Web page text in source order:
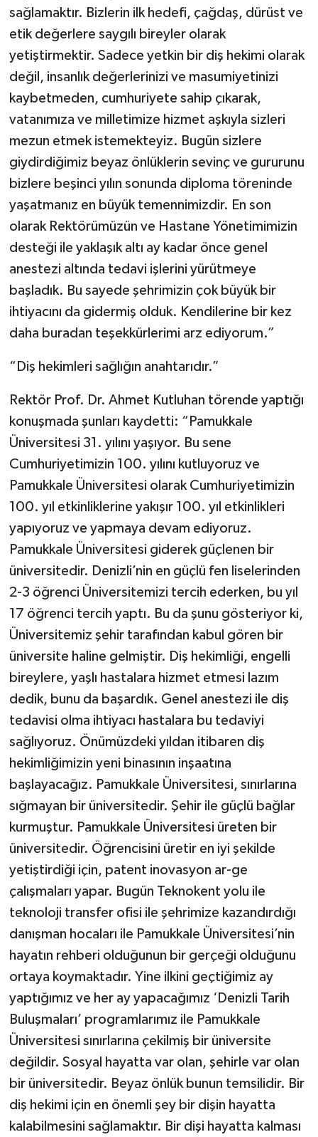
sağlamaktır. Bizlerin ilk hedefi, çağdaş, dürüst ve
etik değerlere saygılı bireyler olarak
yetiştirmektir. Sadece yetkin bir diş hekimi olarak
değil, insanlık değerlerinizi ve masumiyetinizi
kaybetmeden, cumhuriyete sahip çıkarak,
vatanımıza ve milletimize hizmet aşkıyla sizleri
mezun etmek istemekteyiz. Bugün sizlere
giydirdiğimiz beyaz önlüklerin sevinç ve gururunu
bizlere beşinci yılın sonunda diploma töreninde
yaşatmanız en büyük temennimizdir. En son
olarak Rektörümüzün ve Hastane Yönetimimizin
desteği ile yaklaşık altı ay kadar önce genel
anestezi altında tedavi işlerini yürütmeye
başladık. Bu sayede şehrimizin çok büyük bir
ihtiyacını da gidermiş olduk. Kendilerine bir kez
daha buradan teşekkürlerimi arz ediyorum.”
“Diş hekimleri sağlığın anahtarıdır.”
Rektör Prof. Dr. Ahmet Kutluhan törende yaptığı
konuşmada şunları kaydetti: “Pamukkale
Üniversitesi 31. yılını yaşıyor. Bu sene
Cumhuriyetimizin 100. yılını kutluyoruz ve
Pamukkale Üniversitesi olarak Cumhuriyetimizin
100. yıl etkinliklerine yakışır 100. yıl etkinlikleri
yapıyoruz ve yapmaya devam ediyoruz.
Pamukkale Üniversitesi giderek güçlenen bir
üniversitedir. Denizli’nin en güçlü fen liselerinden
2-3 öğrenci Üniversitemizi tercih ederken, bu yıl
17 öğrenci tercih yaptı. Bu da şunu gösteriyor ki,
Üniversitemiz şehir tarafından kabul gören bir
üniversite haline gelmiştir. Diş hekimliği, engelli
bireylere, yaşlı hastalara hizmet etmesi lazım
dedik, bunu da başardık. Genel anestezi ile diş
tedavisi olma ihtiyacı hastalara bu tedaviyi
sağlıyoruz. Önümüzdeki yıldan itibaren diş
hekimliğimizin yeni binasının inşaatına
başlayacağız. Pamukkale Üniversitesi, sınırlarına
sığmayan bir üniversitedir. Şehir ile güçlü bağlar
kurmuştur. Pamukkale Üniversitesi üreten bir
üniversitedir. Öğrencisini üretir en iyi şekilde
yetiştirdiği için, patent inovasyon ar-ge
çalışmaları yapar. Bugün Teknokent yolu ile
teknoloji transfer ofisi ile şehrimize kazandırdığı
danışman hocaları ile Pamukkale Üniversitesi’nin
hayatın rehberi olduğunun bir gerçeği olduğunu
ortaya koymaktadır. Yine ilkini geçtiğimiz ay
yaptığımız ve her ay yapacağımız ‘Denizli Tarih
Buluşmaları’ programlarımız ile Pamukkale
Üniversitesi sınırlarına çekilmiş bir üniversite
değildir. Sosyal hayatta var olan, şehirle var olan
bir üniversitedir. Beyaz önlük bunun temsilidir. Bir
diş hekimi için en önemli şey bir dişin hayatta
kalabilmesini sağlamaktır. Bir dişi hayatta kalması